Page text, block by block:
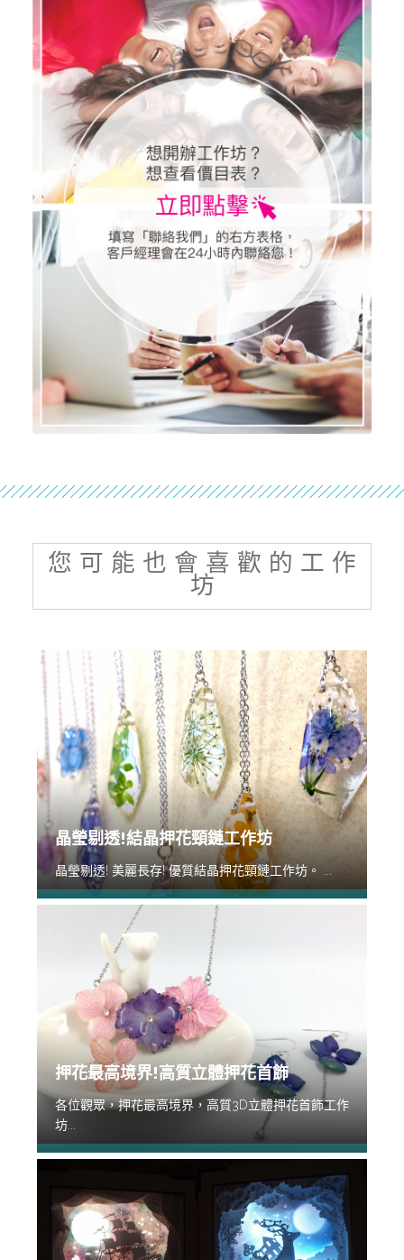
您 可 能 也 會 喜 歡 的 工 作
坊
晶瑩剔透!結晶押花頸鏈工作坊
晶瑩剔透! 美麗長存! 優質結晶押花頸鏈工作坊。 ...
押花最高境界!高質立體押花首飾
各位觀眾，押花最高境界，高質3D立體押花首飾工作
坊...